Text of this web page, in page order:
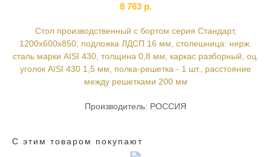
8 763 р.
Стол производственный с бортом серия Стандарт,
1200х600х850, подложка ЛДСП 16 мм, столешница: нерж.
сталь марки AISI 430, толщина 0,8 мм, каркас разборный, оц.
уголок AISI 430 1,5 мм, полка-решетка - 1 шт., расстояние
между решетками 200 мм
Производитель: РОССИЯ
С этим товаром покупают